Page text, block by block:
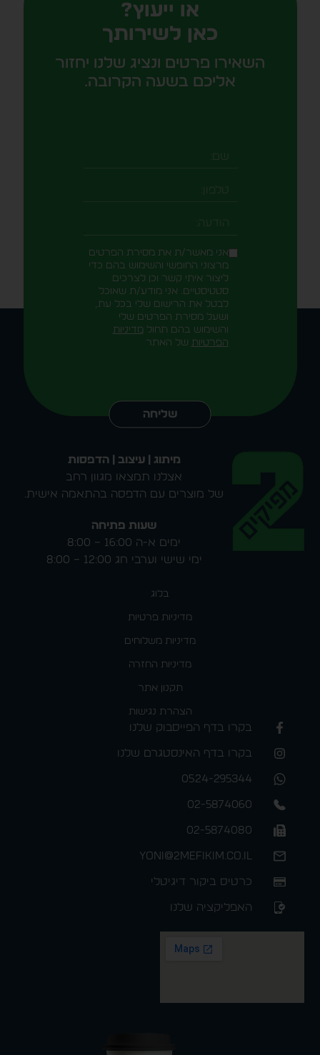
או ייעוץ?
כאן לשירותך
השאירו פרטים ונציג שלנו יחזור
אליכם בשעה הקרובה.
שם
טלפון
הודעה
אני מאשר/ת את מסירת הפרטים
מרצוני החופשי והשימוש בהם כדי
ליצור איתי קשר וכן לצרכים
סטטיסטיים. אני מודע/ת שאוכל
לבטל את הרישום שלי בכל עת,
ושעל מסירת הפרטים שלי
והשימוש בהם תחול מדיניות
הפרטיות של האתר
שליחה
מיתוג | עיצוב | הדפסות
אצלנו תמצאו מגוון רחב
של מוצרים עם הדפסה בהתאמה אישית.
שעות פתיחה
ימים א-ה 16:00 – 8:00
ימי שישי וערבי חג 12:00 – 8:00
בלוג
מדיניות פרטיות
מדיניות משלוחים
מדיניות החזרה
תקנון אתר
הצהרת נגישות
בקרו בדף הפייסבוק שלנו
בקרו בדף האינסטגרם שלנו
0524-295344
02-5874060
02-5874080
yoni@2mefikim.co.il
כרטיס ביקור דיגיטלי
האפליקציה שלנו